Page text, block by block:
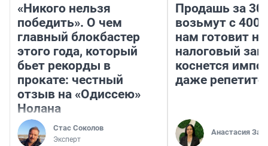
«Никого нельзя
победить». О чем
главный блокбастер
этого года, который
бьет рекорды в
прокате: честный
отзыв на «Одиссею»
Нолана
Стас Соколов
Эксперт
Продашь за
возьмут с
нам готовит
налоговый
коснется
даже
Анастасия